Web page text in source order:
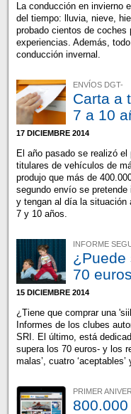
La conducción en invierno
del tiempo: lluvia, nieve,
probado cientos de
experiencias. Además,
conducción invernal.
ENVÍOS DGT-
Carta a
7 a 10
17 DICIEMBRE 2014
El año pasado se realizó
titulares de vehículos de
produjo que más de
segundo envío se
y tengan al día la situación
7 y 10 años.
INFORME
¿Puede
70
15 DICIEMBRE 2014
¿Tiene que comprar una
Informes de los clubes
SRI. El último, está
supera los 70 euros- y los
malas’, cuatro ‘aceptables’
PRIMER